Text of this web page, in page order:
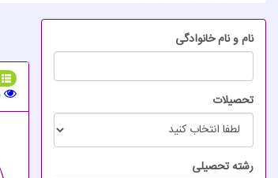
نام و نام خانوادگی
تحصیلات
رشته تحصیلی